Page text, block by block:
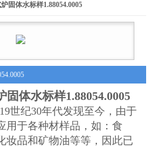
固体水标样1.88054.0005
固体水标样1.88054.0005
世纪30年代发现至今，由于
用于各种材样品，如：食
妆品和矿物油等等，因此已